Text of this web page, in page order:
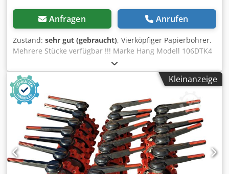
Anfragen Anrufen
Zustand: sehr gut (gebraucht), Vierköpfiger Papierbohrer.
Mehrere Stücke verfügbar !!! Marke Hang Modell 106DTK4
Details 4-Kopf-Papierbohrer mit verstellbaren Bohrköpfen
Bedienung Elektrischer Fußschalter, 2 Geschwindigkeiten
Direkt zugänglich Diese zusätzlichen Informationen sind
Standard für dieses Modell. Prüfen Sie die Angaben bei
Ihrem Besuch immer sorgfältig. Die Hang 100DTK4
Druckmaschine aus dem Jahr 1975 ist ein kultiges und
zuverlässiges Gerät, das einen bedeutenden Einfluss auf
die Druckindustrie gehabt hat. Diese von Hang hergestellte
Maschine bot für ihre Zeit fortschrittliche Funktionen und
setzte den Standard für hohe Qualität und effizientes
Drucken. Der Hang 100DTK4 zeichnet sich durch eine
Kleinanzeige